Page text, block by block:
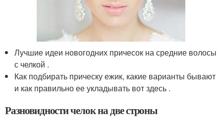
Лучшие идеи новогодних причесок на средние волосы
с челкой .
Как подбирать прическу ежик, какие варианты бывают
и как правильно ее укладывать вот здесь .
Разновидности челок на две строны